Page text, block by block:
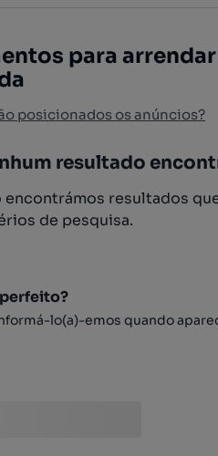
para arrendar
posicionados os anúncios?
resultado
encontrámos resultados
de pesquisa.
lo(a)-emos quando